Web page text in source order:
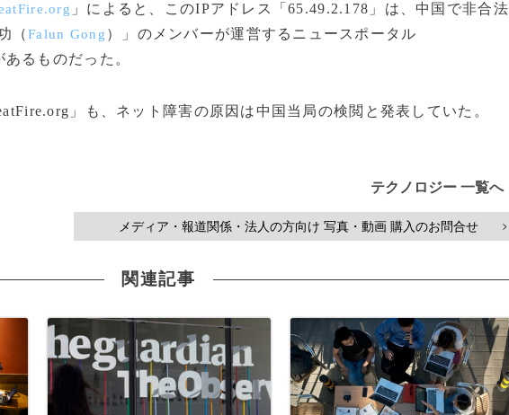
」によると、このIPアドレス「65.49.2.178」は、中国で非合法
（Falun Gong ）」のメンバーが運営するニュースポータル
あるものだった。
」も、ネット障害の原因は中国当局の検閲と発表していた。
テクノロジー 一覧へ
メディア・報道関係・法人の方向け 写真・動画 購入のお問合せ >
関連記事